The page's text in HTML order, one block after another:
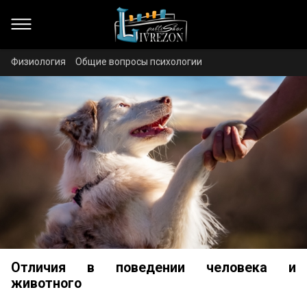
Физиология Общие вопросы психологии
Отличия в поведении человека и
животного